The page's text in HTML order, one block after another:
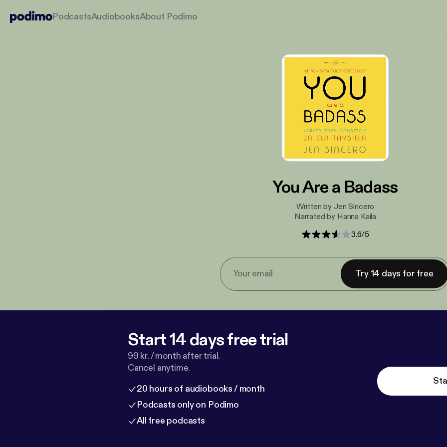
PodcastsAudiobooksAbout Podimo
You Are a Badass
Written by Jen Sincero
Narrated by Hanna Kaila
3.6/5
Try 14 days for free
Start 14 days free trial
99 kr. / month after trial.
Cancel anytime.
20 hours of audiobooks / month
Podcasts only on Podimo
All free podcasts